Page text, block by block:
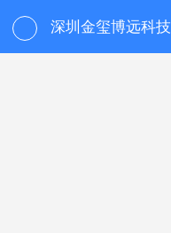
深圳金玺博远科技